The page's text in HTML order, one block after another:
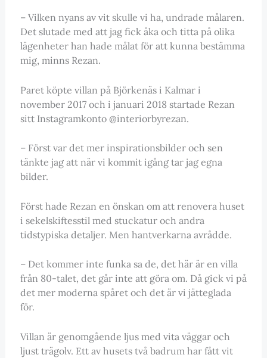
– Vilken nyans av vit skulle vi ha, undrade målaren.
Det slutade med att jag fick åka och titta på olika
lägenheter han hade målat för att kunna bestämma
mig, minns Rezan.
Paret köpte villan på Björkenäs i Kalmar i
november 2017 och i januari 2018 startade Rezan
sitt Instagramkonto @interiorbyrezan.
– Först var det mer inspirationsbilder och sen
tänkte jag att när vi kommit igång tar jag egna
bilder.
Först hade Rezan en önskan om att renovera huset
i sekelskiftesstil med stuckatur och andra
tidstypiska detaljer. Men hantverkarna avrådde.
– Det kommer inte funka sa de, det här är en villa
från 80-talet, det går inte att göra om. Då gick vi på
det mer moderna spåret och det är vi jätteglada
för.
Villan är genomgående ljus med vita väggar och
ljust trägolv. Ett av husets två badrum har fått vit